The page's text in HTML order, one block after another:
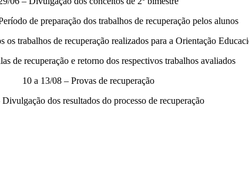
de preparação dos trabalhos de recuperação pelos alunos
os trabalhos de recuperação realizados para a Orientação
de recuperação e retorno dos respectivos trabalhos avaliados
10 a 13/08 – Provas de recuperação
dos resultados do processo de recuperação